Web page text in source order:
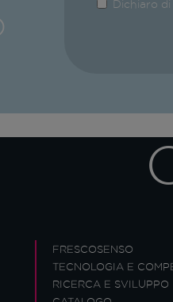
Dichiaro
FRESCOSENSO
TECNOLOGIA E
RICERCA E SVILUPPO